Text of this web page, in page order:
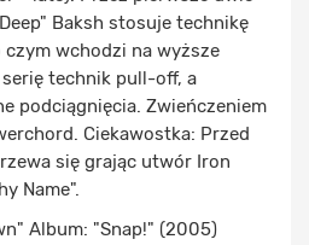
Baksh stosuje technikę
czym wchodzi na wyższe
technik pull-off, a
podciągnięcia. Zwieńczeniem
Ciekawostka: Przed
się grając utwór Iron
Name".
Album: "Snap!" (2005)